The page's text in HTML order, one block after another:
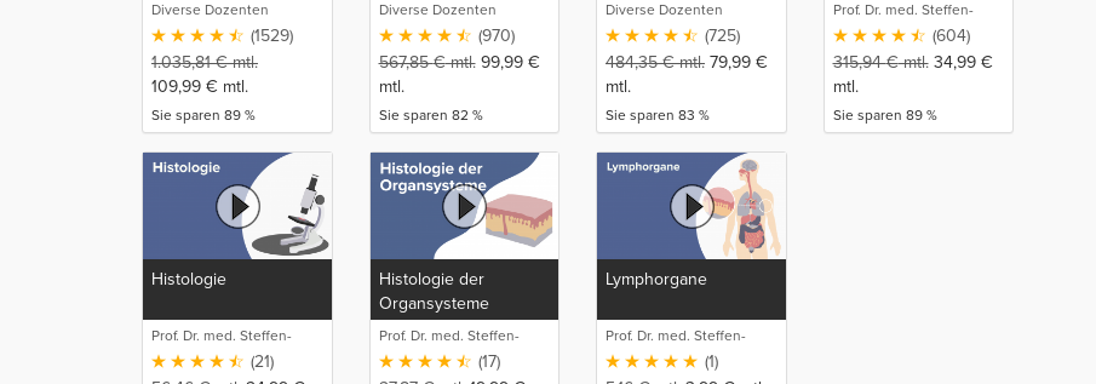
Diverse Dozenten
(1529)
1.035,81€mtl.
109,99 € mtl.
Sie sparen 89 %
Diverse Dozenten
(970)
567,85€mtl. 99,99 €
mtl.
Sie sparen 82 %
Diverse Dozenten
(725)
484,35€mtl. 79,99 €
mtl.
Sie sparen 83 %
Prof. Dr. med. Steffen-
Boris Wirth (1)
(604)
315,94€mtl. 34,99 €
mtl.
Sie sparen 89 %
Histologie
Prof. Dr. med. Steffen-
Boris Wirth (1)
(21)
Histologie der
Organsysteme
Prof. Dr. med. Steffen-
Boris Wirth (1)
(17)
Lymphorgane
Prof. Dr. med. Steffen-
Boris Wirth (1)
(1)